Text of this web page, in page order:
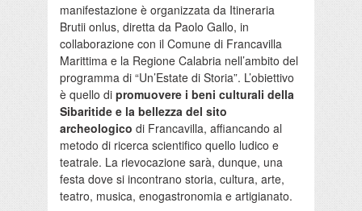
manifestazione è organizzata da Itineraria
Brutii onlus, diretta da Paolo Gallo, in
collaborazione con il Comune di Francavilla
Marittima e la Regione Calabria nell’ambito del
programma di “Un’Estate di Storia”. L’obiettivo
è quello di promuovere i beni culturali della
Sibaritide e la bellezza del sito
archeologico di Francavilla, affiancando al
metodo di ricerca scientifico quello ludico e
teatrale. La rievocazione sarà, dunque, una
festa dove si incontrano storia, cultura, arte,
teatro, musica, enogastronomia e artigianato.